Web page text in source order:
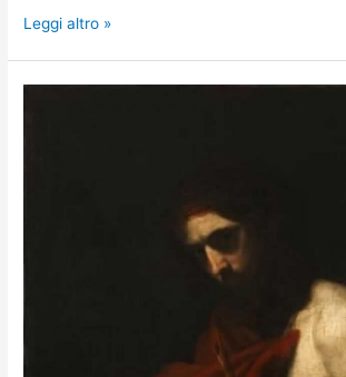
Leggi altro »